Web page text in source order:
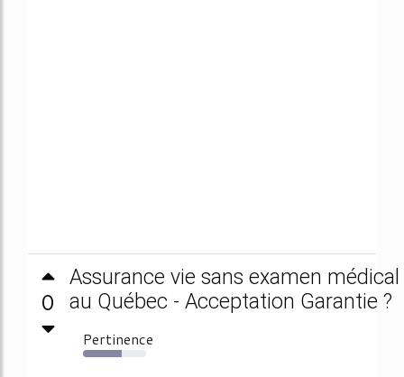
0
Assurance vie sans examen médical
au Québec - Acceptation Garantie ?
Pertinence
61%